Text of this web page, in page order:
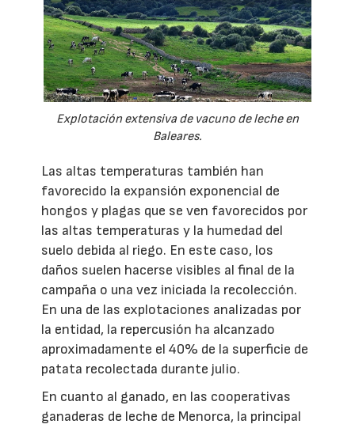
Explotación extensiva de vacuno de leche en
Baleares.
Las altas temperaturas también han
favorecido la expansión exponencial de
hongos y plagas que se ven favorecidos por
las altas temperaturas y la humedad del
suelo debida al riego. En este caso, los
daños suelen hacerse visibles al final de la
campaña o una vez iniciada la recolección.
En una de las explotaciones analizadas por
la entidad, la repercusión ha alcanzado
aproximadamente el 40% de la superficie de
patata recolectada durante julio.
En cuanto al ganado, en las cooperativas
ganaderas de leche de Menorca, la principal